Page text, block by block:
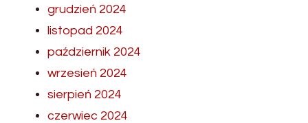
grudzień 2024
listopad 2024
październik 2024
wrzesień 2024
sierpień 2024
czerwiec 2024